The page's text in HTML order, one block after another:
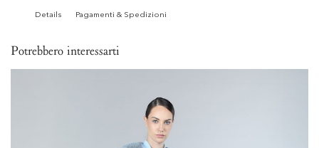
Details Pagamenti & Spedizioni
Potrebbero interessarti